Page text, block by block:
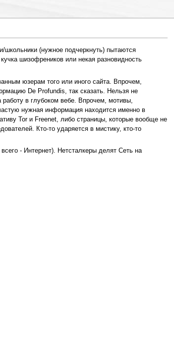
школьники (нужное подчеркнуть) пытаются
шизофреников или некая разновидность
юзерам того или иного сайта. Впрочем,
De Profundis, так сказать. Нельзя не
в глубоком вебе. Впрочем, мотивы,
нужная информация находится именно в
Tor и Freenet, либо страницы, которые вообще не
Кто-то ударяется в мистику, кто-то
- Интернет). Нетсталкеры делят Сеть на